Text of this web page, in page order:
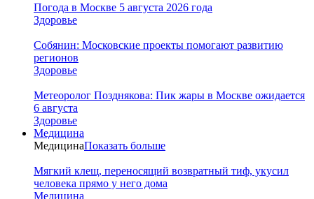
Погода в Москве 5 августа 2026 года
Здоровье
Собянин: Московские проекты помогают развитию
регионов
Здоровье
Метеоролог Позднякова: Пик жары в Москве ожидается
6 августа
Здоровье
Медицина
МедицинаПоказать больше
Мягкий клещ, переносящий возвратный тиф, укусил
человека прямо у него дома
Медицина